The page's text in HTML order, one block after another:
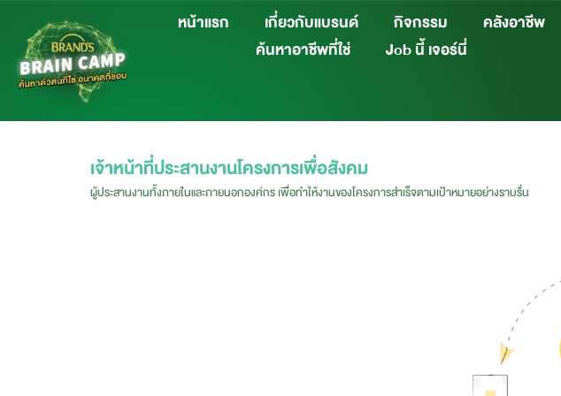
หน้าแรก เกี่ยวกับแบรนด์ กิจกรรม
คลังอาชีพ
ค้นหาอาชีพที่ใช่
Job นี้ เจอร์นี่
เจ้าหน้าที่ประสานงานโครงการเพื่อสังคม
ผู้ประสานงานทั้งภายในและภายนอกองค์กร เพื่อทำให้งานของโครงการสำเร็จตามเป้าหมายอย่างราบรื่น